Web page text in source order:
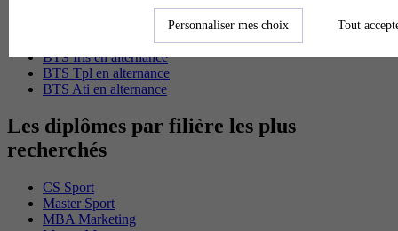
BTS Domotique en alternance
BAC Pro Agora en alternance
BTS Sta en alternance
BTS Iris en alternance
BTS Tpl en alternance
BTS Ati en alternance
Les diplômes par filière les plus
recherchés
CS Sport
Master Sport
MBA Marketing
Personnaliser mes choix Tout